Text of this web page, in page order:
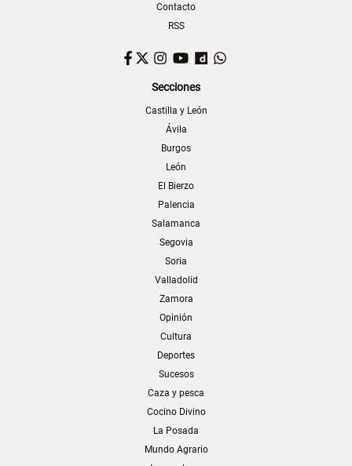
Contacto
RSS
Facebook
TwitterInstagram
YouTubeDailymotion
Secciones
Castilla y León
Ávila
Burgos
León
El Bierzo
Palencia
Salamanca
Segovia
Soria
Valladolid
Zamora
Opinión
Cultura
Deportes
Sucesos
Caza y pesca
Cocino Divino
La Posada
Mundo Agrario